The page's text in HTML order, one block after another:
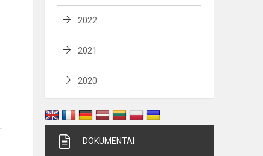
2022
2021
2020
DOKUMENTAI